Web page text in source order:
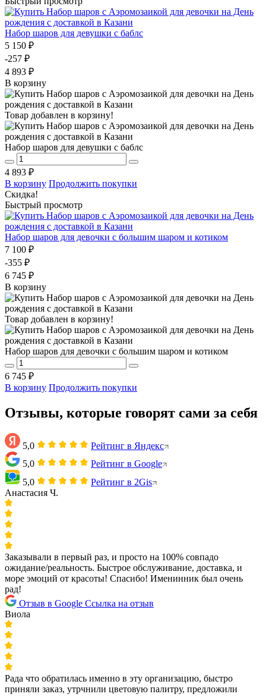
Набор шаров для девушки с баблс
5 150 ₽
-257 ₽
4 893 ₽
В корзину
Товар добавлен в корзину!
Набор шаров для девушки с баблс
4 893 ₽
В корзину Продолжить покупки
Скидка!
Быстрый просмотр
Набор шаров для девочки с большим шаром и котиком
7 100 ₽
-355 ₽
6 745 ₽
В корзину
Товар добавлен в корзину!
Набор шаров для девочки с большим шаром и котиком
6 745 ₽
В корзину Продолжить покупки
Отзывы, которые говорят сами за себя
5,0
Рейтинг в Яндекс
5,0
Рейтинг в Google
5,0
Рейтинг в 2Gis
Анастасия Ч.
Заказывали в первый раз, и просто на 100% совпадо
ожидание/реальность. Быстрое обслуживание, доставка, и
море эмоций от красоты! Спасибо! Именинник был очень
рад!
Отзыв в Google Ссылка на отзыв
Виола
Рада что обратилась именно в эту организацию, быстро
приняли заказ, утрчнили цветовую палитру, предложили